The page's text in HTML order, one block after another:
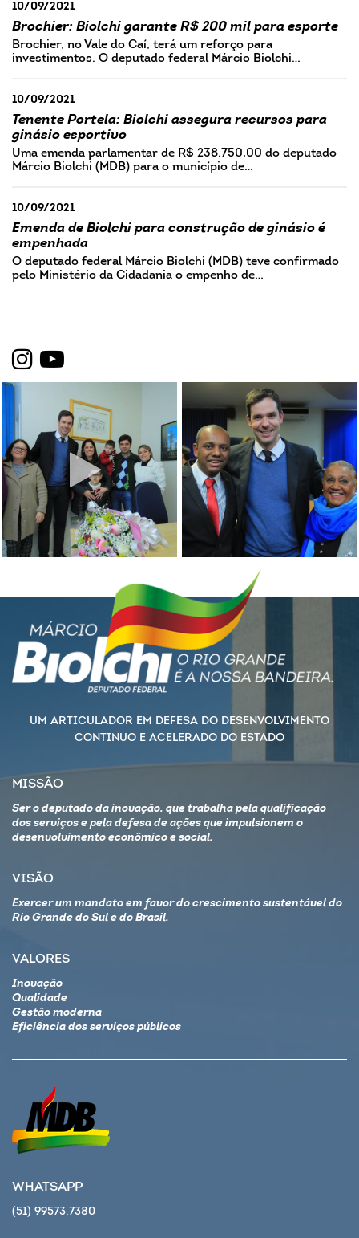
10/09/2021
Brochier: Biolchi garante R$ 200 mil para esporte
Brochier, no Vale do Caí, terá um reforço para
investimentos. O deputado federal Márcio Biolchi…
10/09/2021
Tenente Portela: Biolchi assegura recursos para
ginásio esportivo
Uma emenda parlamentar de R$ 238.750,00 do deputado
Márcio Biolchi (MDB) para o município de…
10/09/2021
Emenda de Biolchi para construção de ginásio é
empenhada
O deputado federal Márcio Biolchi (MDB) teve confirmado
pelo Ministério da Cidadania o empenho de…
UM ARTICULADOR EM DEFESA DO DESENVOLVIMENTO
CONTINUO E ACELERADO DO ESTADO
MISSÃO
Ser o deputado da inovação, que trabalha pela qualificação
dos serviços e pela defesa de ações que impulsionem o
desenvolvimento econômico e social.
VISÃO
Exercer um mandato em favor do crescimento sustentável do
Rio Grande do Sul e do Brasil.
VALORES
Inovação
Qualidade
Gestão moderna
Eficiência dos serviços públicos
WHATSAPP
(51) 99573.7380